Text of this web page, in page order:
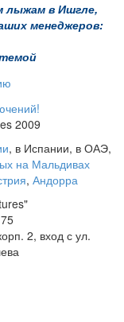
лыжам в Ишгле,
менеджеров:
2009
, в Испании, в ОАЭ,
на Мальдивах
, Андорра
2, вход с ул.